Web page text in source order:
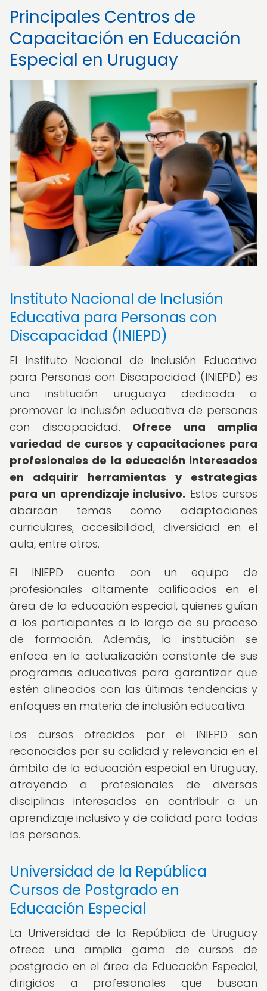
Principales Centros de
Capacitación en Educación
Especial en Uruguay
Instituto Nacional de Inclusión
Educativa para Personas con
Discapacidad (INIEPD)
El Instituto Nacional de Inclusión Educativa
para Personas con Discapacidad (INIEPD) es
una institución uruguaya dedicada a
promover la inclusión educativa de personas
con discapacidad. Ofrece una amplia
variedad de cursos y capacitaciones para
profesionales de la educación interesados
en adquirir herramientas y estrategias
para un aprendizaje inclusivo. Estos cursos
abarcan temas como adaptaciones
curriculares, accesibilidad, diversidad en el
aula, entre otros.
El INIEPD cuenta con un equipo de
profesionales altamente calificados en el
área de la educación especial, quienes guían
a los participantes a lo largo de su proceso
de formación. Además, la institución se
enfoca en la actualización constante de sus
programas educativos para garantizar que
estén alineados con las últimas tendencias y
enfoques en materia de inclusión educativa.
Los cursos ofrecidos por el INIEPD son
reconocidos por su calidad y relevancia en el
ámbito de la educación especial en Uruguay,
atrayendo a profesionales de diversas
disciplinas interesados en contribuir a un
aprendizaje inclusivo y de calidad para todas
las personas.
Universidad de la República
Cursos de Postgrado en
Educación Especial
La Universidad de la República de Uruguay
ofrece una amplia gama de cursos de
postgrado en el área de Educación Especial,
dirigidos a profesionales que buscan